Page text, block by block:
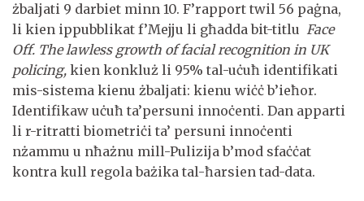
żbaljati 9 darbiet minn 10. F’rapport twil 56 paġna,
li kien ippubblikat f’Mejju li għadda bit-titlu Face
Off. The lawless growth of facial recognition in UK
policing, kien konkluż li 95% tal-uċuħ identifikati
mis-sistema kienu żbaljati: kienu wiċċ b’ieħor.
Identifikaw uċuħ ta’persuni innoċenti. Dan apparti
li r-ritratti biometriċi ta’ persuni innoċenti
nżammu u nħażnu mill-Pulizija b’mod sfaċċat
kontra kull regola bażika tal-ħarsien tad-data.